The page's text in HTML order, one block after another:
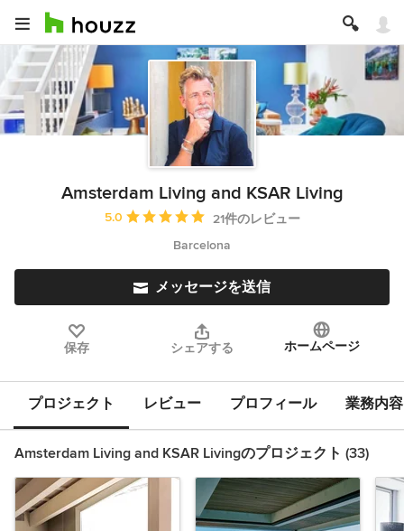
Amsterdam Living and KSAR Living
平均評価：5つ星中 星5
5.0
21件のレビュー
Barcelona
メッセージを送信
保存 シェアする ホームページ
プロジェクト レビュー プロフィール 業務内容
Amsterdam Living and KSAR Livingのプロジェクト (33)